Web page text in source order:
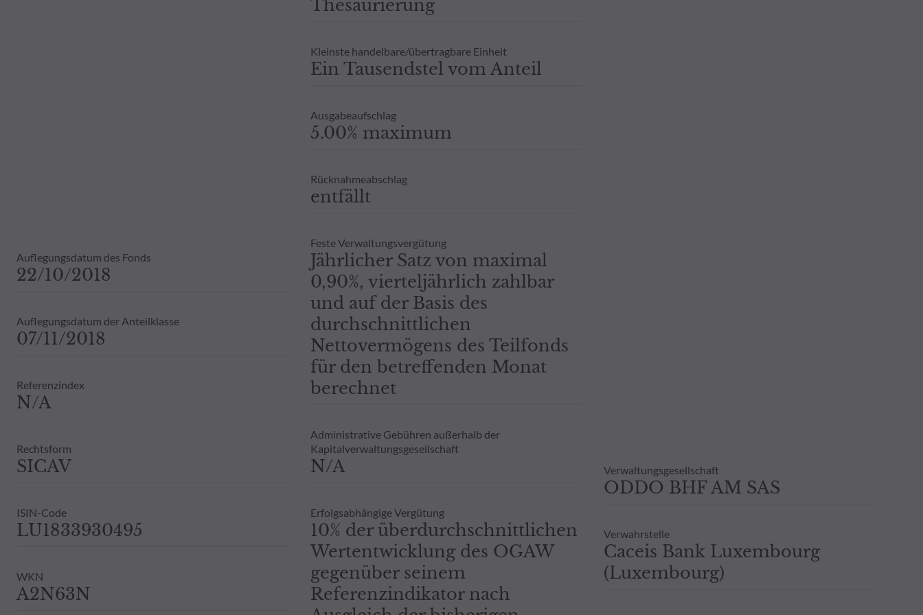
Auflegungsdatum des Fonds
22/10/2018
Auflegungsdatum der Anteilklasse
07/11/2018
Referenzindex
N/A
Rechtsform
SICAV
ISIN-Code
LU1833930495
WKN
A2N63N
Thesaurierung
Kleinste handelbare/übertragbare Einheit
Ein Tausendstel vom Anteil
Ausgabeaufschlag
5.00% maximum
Rücknahmeabschlag
entfällt
Feste Verwaltungsvergütung
Jährlicher Satz von maximal
0,90%, vierteljährlich zahlbar
und auf der Basis des
durchschnittlichen
Nettovermögens des Teilfonds
für den betreffenden Monat
berechnet
Administrative Gebühren außerhalb der
Kapitalverwaltungsgesellschaft
N/A
Erfolgsabhängige Vergütung
10% der überdurchschnittlichen
Wertentwicklung des OGAW
gegenüber seinem
Referenzindikator nach
Verwaltungsgesellschaft
ODDO BHF AM SAS
Verwahrstelle
Caceis Bank Luxembourg
(Luxembourg)
Daher wird empfohlen, sich vor einer Zeichnung an einen Steuerberater zu wenden. Weitere Informationen sind auf Anfrage erhältlich.
Vergangenheit darf nicht als Hinweis oder Garantie für die zukünftige Wertentwicklung angesehen werden, und es wird keine -
ausdrückliche oder stillschweigende - Zusicherung oder Gewährleistung einer zukünftigen Wertentwicklung gegeben.